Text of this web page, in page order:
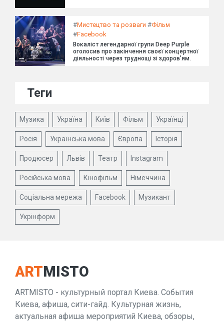
#Мистецтво та розваги #Фільм
#Facebook
Вокаліст легендарної групи Deep Purple
оголосив про закінчення своєї концертної
діяльності через труднощі зі здоров'ям.
Теги
Музика Україна Київ Фільм Українці
Росія Українська мова Європа Історія
Продюсер Львів Театр Instagram
Російська мова Кінофільм Німеччина
Соціальна мережа Facebook Музикант
Укрінформ
ARTMISTO
ARTMISTO - культурный портал Киева. События
Киева, афиша, сити-гайд. Культурная жизнь,
актуальная афиша мероприятий Киева, обзоры,